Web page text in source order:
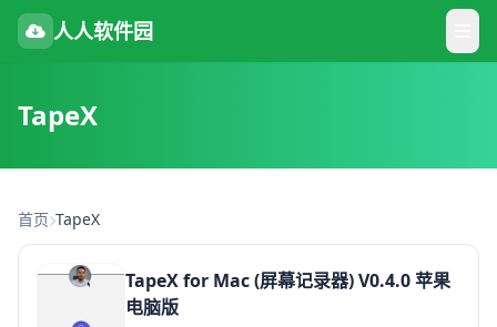
人人软件园
TapeX
首页 TapeX
TapeX for Mac (屏幕记录器) V0.4.0 苹果
电脑版